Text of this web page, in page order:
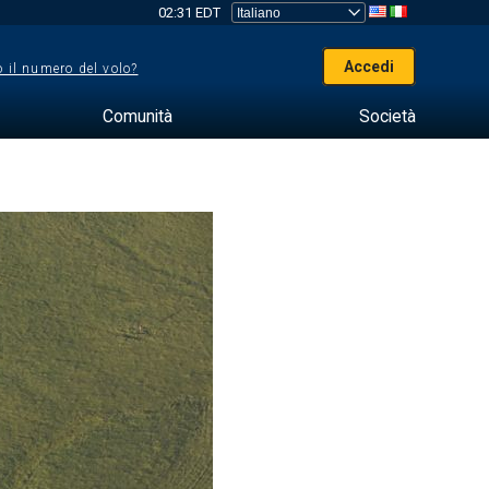
02:31 EDT
il numero del volo? Accedi
Comunità Società